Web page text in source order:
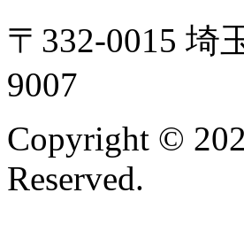
〒332-0015
9007
Copyright ©
Reserved.